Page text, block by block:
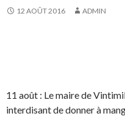
12 AOÛT 2016 ADMIN
11 août : Le maire de
interdisant de donner à